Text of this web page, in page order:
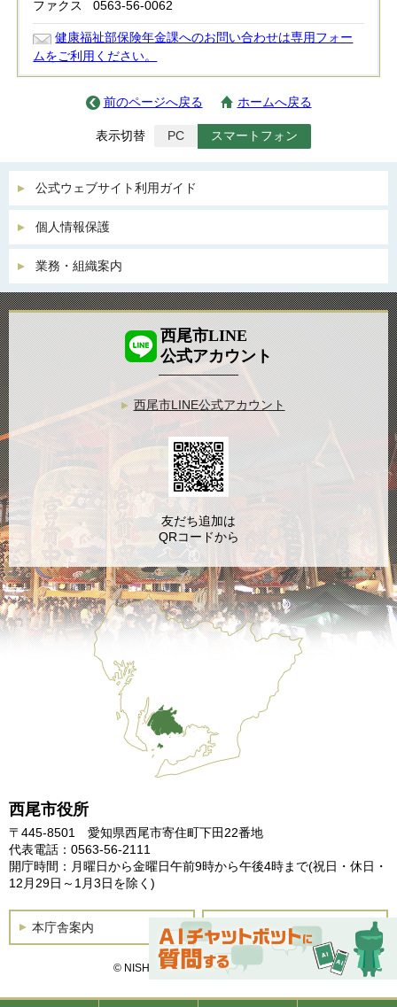
ファクス
0563-56-0062
健康福祉部保険年金課へのお問い合わせは専用フォー
ムをご利用ください。
前のページへ戻る ホームへ戻る
表示切替 PC スマートフォン
公式ウェブサイト利用ガイド
個人情報保護
業務・組織案内
西尾市役所
〒445-8501 愛知県西尾市寄住町下田22番地
代表電話：0563-56-2111
開庁時間：月曜日から金曜日午前9時から午後4時まで(祝日・休日・
12月29日～1月3日を除く)
本庁舎案内 土曜開庁
© NISHIO City, All Rights Reserved.
西尾市LINE
公式アカウント
西尾市LINE公式アカウント
友だち追加は
QRコードから